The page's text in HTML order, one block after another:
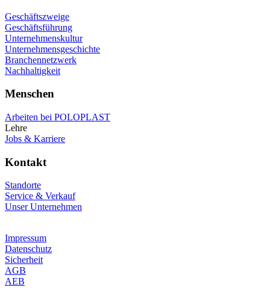
Geschäftszweige
Geschäftsführung
Unternehmenskultur
Unternehmensgeschichte
Branchennetzwerk
Nachhaltigkeit
Menschen
Arbeiten bei POLOPLAST
Lehre
Jobs & Karriere
Kontakt
Standorte
Service & Verkauf
Unser Unternehmen
Impressum
Datenschutz
Sicherheit
AGB
AEB